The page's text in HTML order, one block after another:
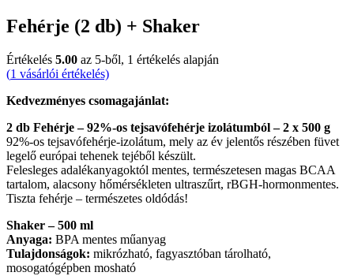
Fehérje (2 db) + Shaker
Értékelés 5.00 az 5-ből, 1 értékelés alapján
(1 vásárlói értékelés)
Kedvezményes csomagajánlat:
2 db Fehérje – 92%-os tejsavófehérje izolátumból – 2 x 500 g
92%-os tejsavófehérje-izolátum, mely az év jelentős részében füvet
legelő európai tehenek tejéből készült.
Felesleges adalékanyagoktól mentes, természetesen magas BCAA
tartalom, alacsony hőmérsékleten ultraszűrt, rBGH-hormonmentes.
Tiszta fehérje – természetes oldódás!
Shaker – 500 ml
Anyaga: BPA mentes műanyag
Tulajdonságok: mikrózható, fagyasztóban tárolható,
mosogatógépben mosható